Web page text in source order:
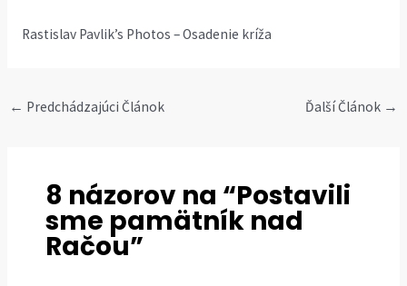
Rastislav Pavlik’s Photos – Osadenie kríža
Post
← Predchádzajúci Článok Ďalší Článok →
8 názorov na “Postavili
sme pamätník nad
Račou”